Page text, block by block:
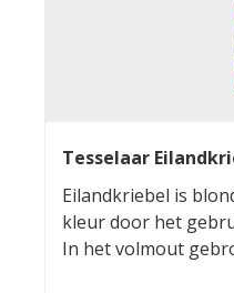
Tesselaar
Eilandkriebel is
kleur door het
In het volmout